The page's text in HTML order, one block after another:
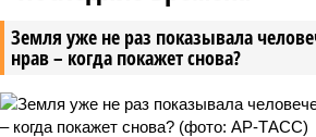
Земля уже не раз показывала
нрав – когда покажет снова?